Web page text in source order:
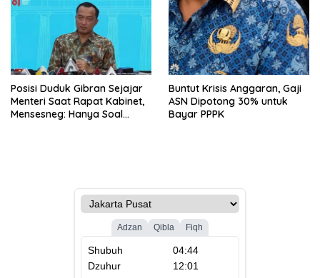
Posisi Duduk Gibran Sejajar
Menteri Saat Rapat Kabinet,
Mensesneg: Hanya Soal
Buntut Krisis Anggaran, Gaji
ASN Dipotong 30% untuk
Bayar PPPK